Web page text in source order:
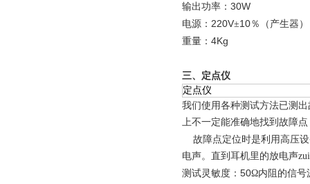
输出功率： 30W
电源： 220V±10％
（产生器
重量： 4Kg
三、 定点仪
定点仪
我们使用各种测试方法已测
上不一定能准确地找到故障
故障点定位时是利用高压
电声。直到耳机里的放电声
测试灵敏度： 50Ω内阻的信号